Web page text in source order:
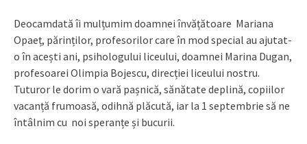
Deocamdată îi mulțumim doamnei învățătoare Mariana
Opaeț, părinților, profesorilor care în mod special au ajutat-
o în acești ani, psihologului liceului, doamnei Marina Dugan,
profesoarei Olimpia Bojescu, direcției liceului nostru.
Tuturor le dorim o vară pașnică, sănătate deplină, copiilor
vacanță frumoasă, odihnă plăcută, iar la 1 septembrie să ne
întâlnim cu noi speranțe și bucurii.